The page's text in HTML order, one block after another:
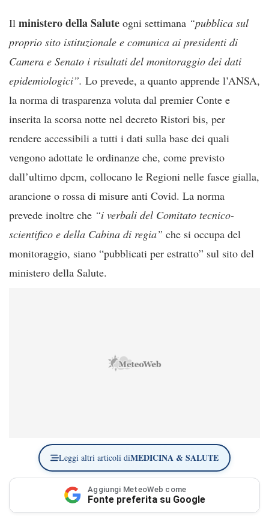
Il ministero della Salute ogni settimana “pubblica sul
proprio sito istituzionale e comunica ai presidenti di
Camera e Senato i risultati del monitoraggio dei dati
epidemiologici”. Lo prevede, a quanto apprende l’ANSA,
la norma di trasparenza voluta dal premier Conte e
inserita la scorsa notte nel decreto Ristori bis, per
rendere accessibili a tutti i dati sulla base dei quali
vengono adottate le ordinanze che, come previsto
dall’ultimo dpcm, collocano le Regioni nelle fasce gialla,
arancione o rossa di misure anti Covid. La norma
prevede inoltre che “i verbali del Comitato tecnico-
scientifico e della Cabina di regia” che si occupa del
monitoraggio, siano “pubblicati per estratto” sul sito del
ministero della Salute.
Leggi altri articoli diMEDICINA & SALUTE
Aggiungi MeteoWeb come
Fonte preferita su Google